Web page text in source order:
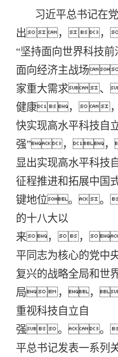
习近平总书记在
出，，
“坚持面向世界科
面向经济主战场
家重大需求、
健康，
快实现高水平科技自
强”，
显出实现高水平科技
征程推进和拓展中国
键地位。
的十八大以
来，，
平同志为核心的党中
复兴的战略全局和世
局，，
重视科技自立自
强。。
平总书记发表一系列